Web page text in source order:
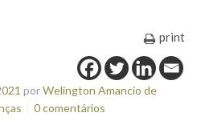
print
porWelington Amancio de
0 comentários